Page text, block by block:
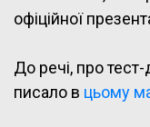
офіційної
До речі, про
писало в цьому